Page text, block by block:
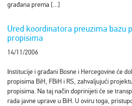
građana prema […]
Ured koordinatora preuzima bazu
propisima
14/11/2006
Institucije i građani Bosne i Hercegovine će
propisima BiH, FBiH i RS, zahvaljujući
propisima. Na taj način doprinijeti će se
rada javne uprave u BiH. U oviru toga,